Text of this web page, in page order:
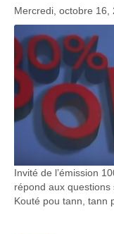
Mercredi, octobre 16,
Invité de l’émission
répond aux questions
Kouté pou tann, tann